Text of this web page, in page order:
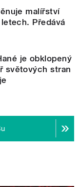
malířství
Předává
je obklopený
světových stran